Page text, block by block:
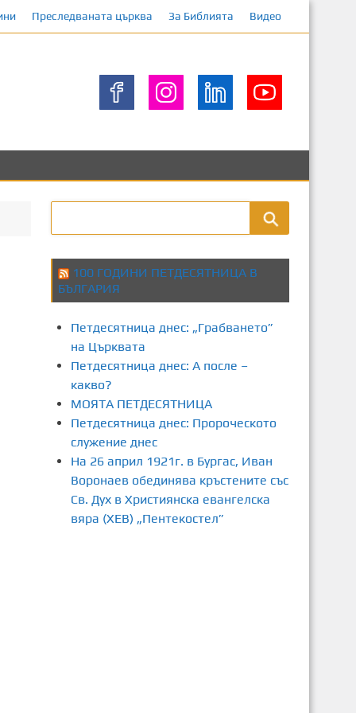
Преследваната църква За Библията Видео
100 ГОДИНИ ПЕТДЕСЯТНИЦА В
БЪЛГАРИЯ
Петдесятница днес: „Грабването”
на Църквата
Петдесятница днес: А после –
какво?
МОЯТА ПЕТДЕСЯТНИЦА
Петдесятница днес: Пророческото
служение днес
На 26 април 1921г. в Бургас, Иван
Воронаев обединява кръстените със
Св. Дух в Християнска евангелска
вяра (ХЕВ) „Пентекостел”